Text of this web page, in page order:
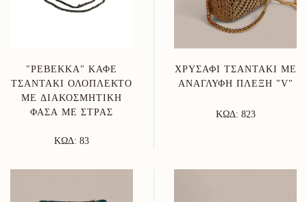
"ΡΕΒΈΚΚΑ" ΚΑΦΈ
ΤΣΑΝΤΆΚΙ ΟΛΌΠΛΕΚΤΟ
ΜΕ ΔΙΑΚΟΣΜΗΤΙΚΉ
ΦΆΣΑ ΜΕ ΣΤΡΑΣ
ΚΩΔ: 83
ΧΡΥΣΑΦΊ ΤΣΑΝΤΆΚΙ ΜΕ
ΑΝΆΓΛΥΦΗ ΠΛΈΞΗ "V"
ΚΩΔ: 823